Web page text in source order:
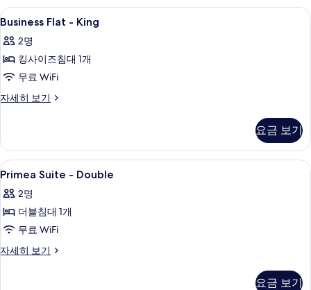
기
세
히
기
Business
Flat
-
King
사
진
보
기
미니바, 객실 내 금고, 책상, 노트북 작
6
Business Flat - King
2명
킹사이즈침대 1개
무료 WiFi
자세히 보기
Business
자
세
히
기
요금 보기
Primea
Suite
-
Double
사
진
미니바, 객실 내 금고, 책상, 노트북 작
12
Primea Suite - Double
2명
더블침대 1개
무료 WiFi
자세히 보기
Primea
요금 보기